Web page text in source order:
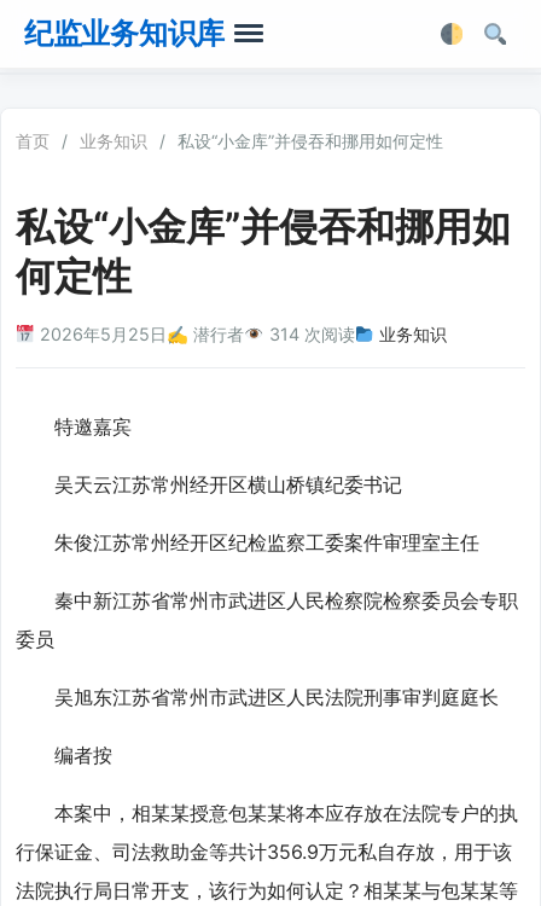
纪监业务知识库
法律法规
首页 / 业务知识 / 私设“小金库”并侵吞和挪用如何定性
私设“小金库”并侵吞和挪用如
何定性
2026年5月25日✍️ 潜行者 314 次阅读 业务知识
特邀嘉宾
吴天云江苏常州经开区横山桥镇纪委书记
朱俊江苏常州经开区纪检监察工委案件审理室主任
秦中新江苏省常州市武进区人民检察院检察委员会专职
委员
吴旭东江苏省常州市武进区人民法院刑事审判庭庭长
编者按
本案中，相某某授意包某某将本应存放在法院专户的执
行保证金、司法救助金等共计356.9万元私自存放，用于该
法院执行局日常开支，该行为如何认定？相某某与包某某等